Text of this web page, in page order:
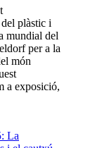
plàstic i
mundial del
per a la
món
a exposició,